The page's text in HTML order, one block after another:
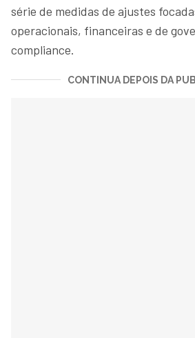
série de medidas de ajustes
operacionais, financeiras e de
compliance.
CONTINUA DEPOIS DA